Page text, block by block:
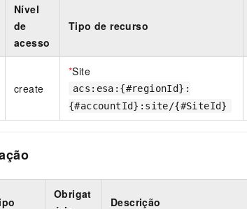
Nível
de
acesso
Tipo de recurso
create
*Site
acs:esa:{#regionId}:
{#accountId}:site/{#SiteId}
Obrigat
Descrição